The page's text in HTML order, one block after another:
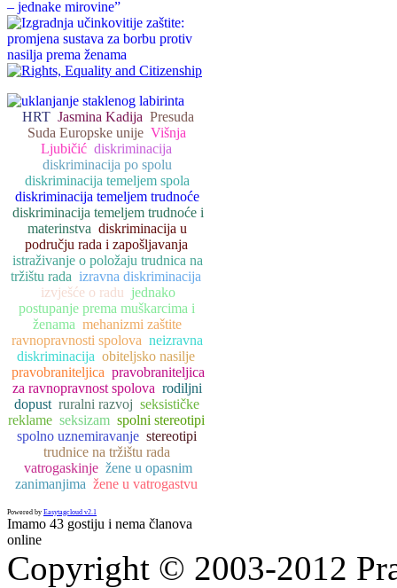
HRT Jasmina Kadija Presuda
Suda Europske unije Višnja
Ljubičić diskriminacija
diskriminacija po spolu
diskriminacija temeljem spola
diskriminacija temeljem trudnoće
diskriminacija temeljem trudnoće i
materinstva diskriminacija u
području rada i zapošljavanja
istraživanje o položaju trudnica na
tržištu rada izravna diskriminacija
izvješće o radu jednako
postupanje prema muškarcima i
ženama mehanizmi zaštite
ravnopravnosti spolova neizravna
diskriminacija obiteljsko nasilje
pravobraniteljica pravobraniteljica
za ravnopravnost spolova rodiljni
dopust ruralni razvoj seksističke
reklame seksizam spolni stereotipi
spolno uznemiravanje stereotipi
trudnice na tržištu rada
vatrogaskinje žene u opasnim
zanimanjima žene u vatrogastvu
Powered by Easytagcloud v2.1
Imamo 43 gostiju i nema članova
online
Copyright © 2003-2012